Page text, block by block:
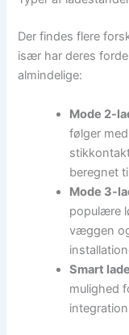
Der findes flere
især har deres
almindelige:
Mode 2-
følger
beregnet
Mode 3-
populære
væggen
Smart
mulighed